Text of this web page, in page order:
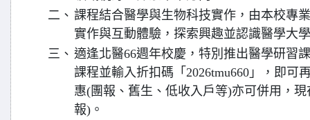
二、 課程結合醫學與生物科技實作，由本校專
實作與互動體驗，探索興趣並認識醫學大
三、 適逢北醫66週年校慶，特別推出醫學研習
課程並輸入折扣碼「2026tmu660」，即可
惠(團報、舊生、低收入戶等)亦可併用，
報)。